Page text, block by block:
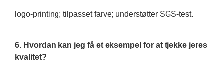
logo-printing; tilpasset farve; understøtter SGS-test.
6. Hvordan kan jeg få et eksempel for at tjekke jeres
kvalitet?